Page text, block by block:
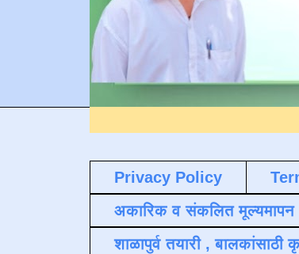
Privacy Policy
अकारिक व संकलित मूल्यमापन
शाळापुर्व तयारी , बालकांसाठी